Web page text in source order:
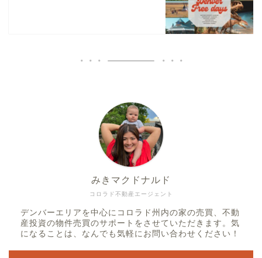
コロラド不動産エージェント
みきマクドナルド
デンバーエリアを中心にコロラド州内の家の売買、不動
産投資の物件売買のサポートをさせていただきます。気
になることは、なんでも気軽にお問い合わせください！